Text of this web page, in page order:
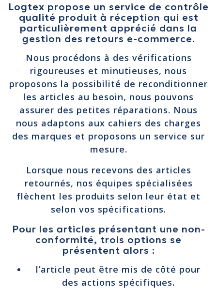
Logtex propose un service de contrôle
qualité produit à réception qui est
particulièrement apprécié dans la
gestion des retours e-commerce.
Nous procédons à des vérifications
rigoureuses et minutieuses, nous
proposons la possibilité de reconditionner
les articles au besoin, nous pouvons
assurer des petites réparations. Nous
nous adaptons aux cahiers des charges
des marques et proposons un service sur
mesure.
Lorsque nous recevons des articles
retournés, nos équipes spécialisées
flèchent les produits selon leur état et
selon vos spécifications.
Pour les articles présentant une non-
conformité, trois options se
présentent alors :
l’article peut être mis de côté pour
des actions spécifiques.